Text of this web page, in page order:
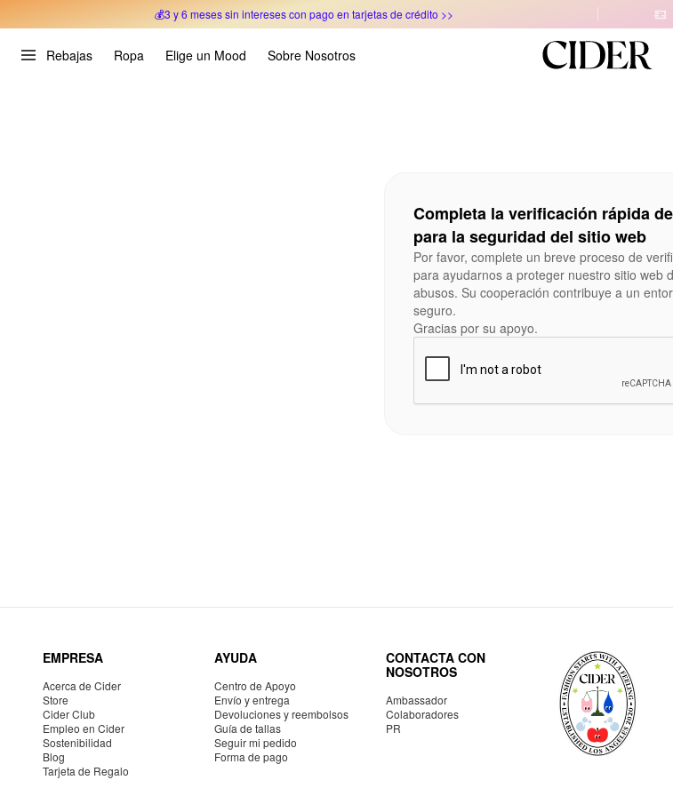
💰3 y 6 meses sin intereses con pago en tarjetas de crédito >>
Rebajas Ropa Elige un Mood Sobre Nosotros
Completa la verificación rápida
para la seguridad del sitio web
Por favor, complete un breve proceso de
para ayudarnos a proteger nuestro sitio web
abusos. Su cooperación contribuye a un
seguro.
Gracias por su apoyo.
EMPRESA
Acerca de Cider
Store
Cider Club
Empleo en Cider
Sostenibilidad
Blog
Tarjeta de Regalo
AYUDA
Centro de Apoyo
Envío y entrega
Devoluciones y reembolsos
Guía de tallas
Seguir mi pedido
Forma de pago
CONTACTA CON
NOSOTROS
Ambassador
Colaboradores
PR